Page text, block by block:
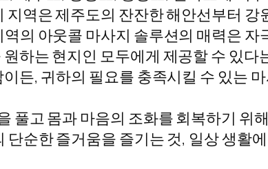
지역은 제주도의 잔잔한 해안선부터
의 아웃콜 마사지 솔루션의 매력은
하는 현지인 모두에게 제공할 수 있
든, 귀하의 필요를 충족시킬 수 있는
풀고 몸과 마음의 조화를 회복하기 위
단순한 즐거움을 즐기는 것, 일상 생활